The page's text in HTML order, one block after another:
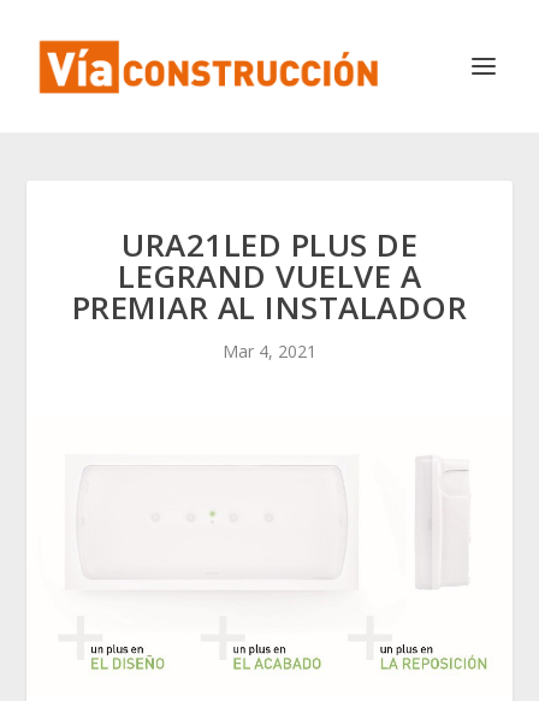
URA21LED PLUS DE
LEGRAND VUELVE A
PREMIAR AL INSTALADOR
Mar 4, 2021